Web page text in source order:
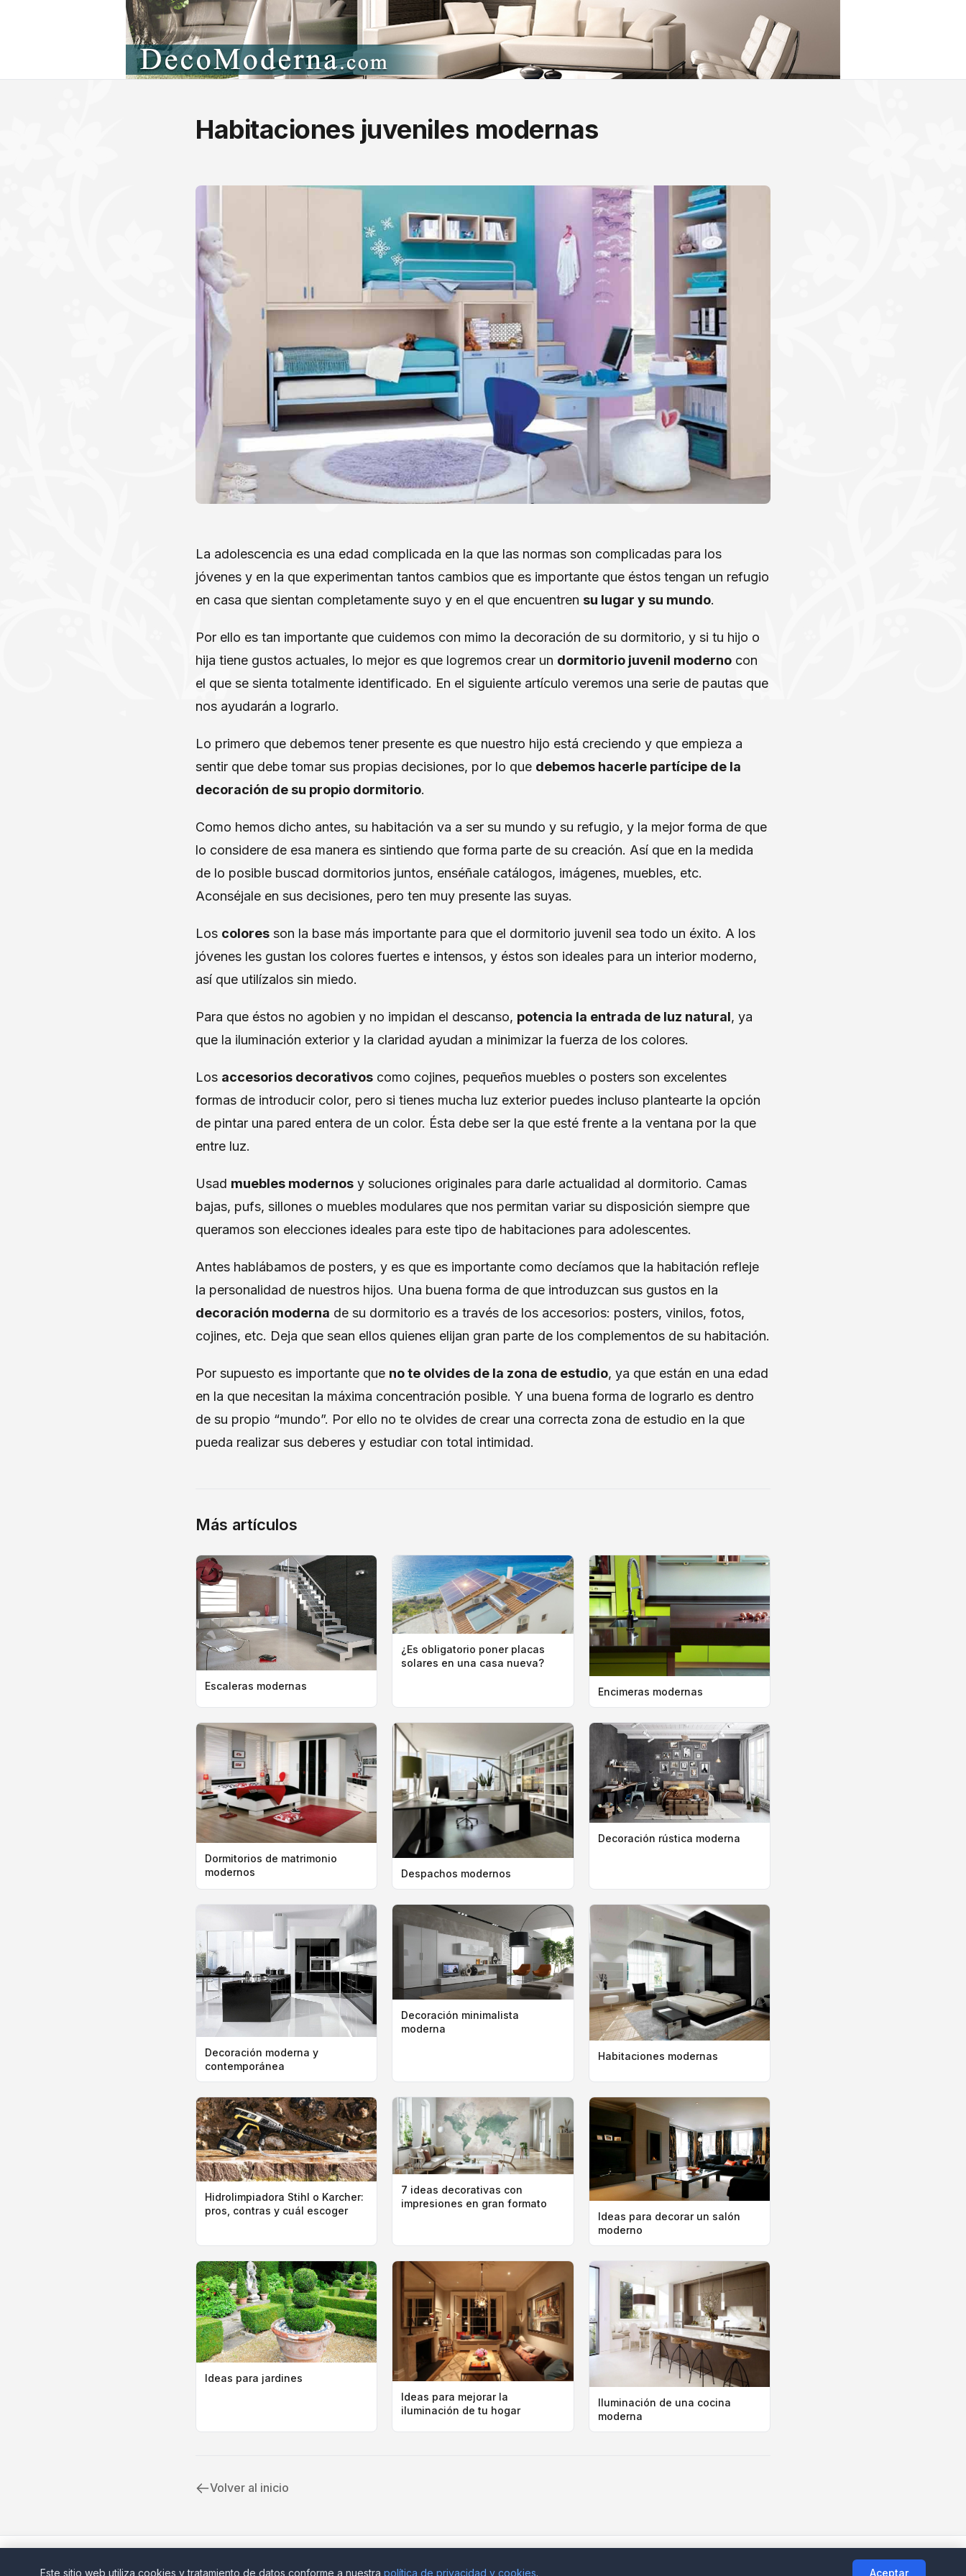
Habitaciones juveniles modernas
La adolescencia es una edad complicada en la que las normas son complicadas para los
jóvenes y en la que experimentan tantos cambios que es importante que éstos tengan un refugio
en casa que sientan completamente suyo y en el que encuentren su lugar y su mundo.
Por ello es tan importante que cuidemos con mimo la decoración de su dormitorio, y si tu hijo o
hija tiene gustos actuales, lo mejor es que logremos crear un dormitorio juvenil moderno con
el que se sienta totalmente identificado. En el siguiente artículo veremos una serie de pautas que
nos ayudarán a lograrlo.
Lo primero que debemos tener presente es que nuestro hijo está creciendo y que empieza a
sentir que debe tomar sus propias decisiones, por lo que debemos hacerle partícipe de la
decoración de su propio dormitorio.
Como hemos dicho antes, su habitación va a ser su mundo y su refugio, y la mejor forma de que
lo considere de esa manera es sintiendo que forma parte de su creación. Así que en la medida
de lo posible buscad dormitorios juntos, enséñale catálogos, imágenes, muebles, etc.
Aconséjale en sus decisiones, pero ten muy presente las suyas.
Los colores son la base más importante para que el dormitorio juvenil sea todo un éxito. A los
jóvenes les gustan los colores fuertes e intensos, y éstos son ideales para un interior moderno,
así que utilízalos sin miedo.
Para que éstos no agobien y no impidan el descanso, potencia la entrada de luz natural, ya
que la iluminación exterior y la claridad ayudan a minimizar la fuerza de los colores.
Los accesorios decorativos como cojines, pequeños muebles o posters son excelentes
formas de introducir color, pero si tienes mucha luz exterior puedes incluso plantearte la opción
de pintar una pared entera de un color. Ésta debe ser la que esté frente a la ventana por la que
entre luz.
Usad muebles modernos y soluciones originales para darle actualidad al dormitorio. Camas
bajas, pufs, sillones o muebles modulares que nos permitan variar su disposición siempre que
queramos son elecciones ideales para este tipo de habitaciones para adolescentes.
Antes hablábamos de posters, y es que es importante como decíamos que la habitación refleje
la personalidad de nuestros hijos. Una buena forma de que introduzcan sus gustos en la
decoración moderna de su dormitorio es a través de los accesorios: posters, vinilos, fotos,
cojines, etc. Deja que sean ellos quienes elijan gran parte de los complementos de su habitación.
Por supuesto es importante que no te olvides de la zona de estudio, ya que están en una edad
en la que necesitan la máxima concentración posible. Y una buena forma de lograrlo es dentro
de su propio “mundo”. Por ello no te olvides de crear una correcta zona de estudio en la que
pueda realizar sus deberes y estudiar con total intimidad.
Más artículos
Escaleras modernas
¿Es obligatorio poner placas
solares en una casa nueva?
Encimeras modernas
Dormitorios de matrimonio
modernos
Despachos modernos
Decoración rústica moderna
Decoración moderna y
contemporánea
Decoración minimalista
moderna
Habitaciones modernas
Hidrolimpiadora Stihl o Karcher:
pros, contras y cuál escoger
7 ideas decorativas con
impresiones en gran formato
Ideas para decorar un salón
moderno
Ideas para jardines
Ideas para mejorar la
iluminación de tu hogar
Iluminación de una cocina
moderna
Volver al inicio
© 2026 Decomoderna Aviso legal
Este sitio web utiliza cookies y tratamiento de datos conforme a nuestra política de privacidad y cookies. Aceptar